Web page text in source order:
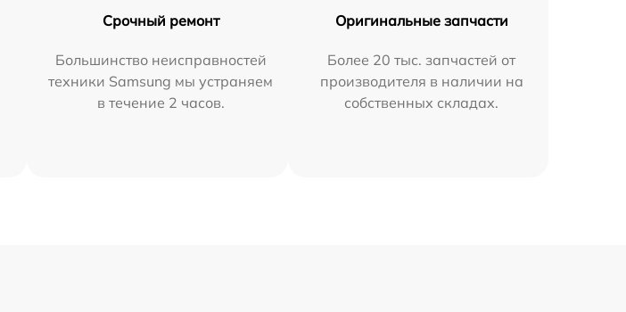
Срочный ремонт
Большинство неисправностей
техники Samsung мы устраняем
в течение 2 часов.
Оригинальные запчасти
Более 20 тыс. запчастей от
производителя в наличии на
собственных складах.